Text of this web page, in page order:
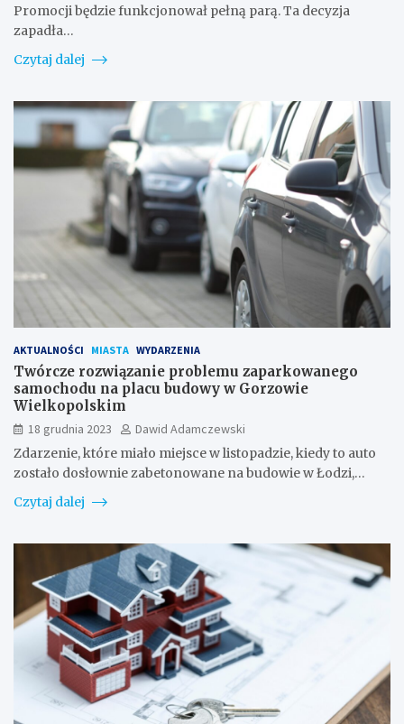
Promocji będzie funkcjonował pełną parą. Ta decyzja
zapadła…
Czytaj dalej
AKTUALNOŚCI MIASTA WYDARZENIA
Twórcze rozwiązanie problemu zaparkowanego
samochodu na placu budowy w Gorzowie
Wielkopolskim
18 grudnia 2023
Dawid Adamczewski
Zdarzenie, które miało miejsce w listopadzie, kiedy to auto
zostało dosłownie zabetonowane na budowie w Łodzi,…
Czytaj dalej